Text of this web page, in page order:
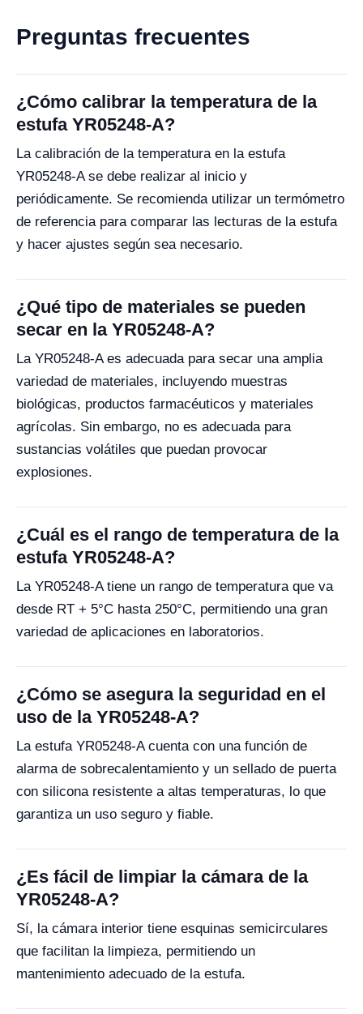
Preguntas frecuentes
¿Cómo calibrar la temperatura de la
estufa YR05248-A?
La calibración de la temperatura en la estufa
YR05248-A se debe realizar al inicio y
periódicamente. Se recomienda utilizar un termómetro
de referencia para comparar las lecturas de la estufa
y hacer ajustes según sea necesario.
¿Qué tipo de materiales se pueden
secar en la YR05248-A?
La YR05248-A es adecuada para secar una amplia
variedad de materiales, incluyendo muestras
biológicas, productos farmacéuticos y materiales
agrícolas. Sin embargo, no es adecuada para
sustancias volátiles que puedan provocar
explosiones.
¿Cuál es el rango de temperatura de la
estufa YR05248-A?
La YR05248-A tiene un rango de temperatura que va
desde RT + 5°C hasta 250°C, permitiendo una gran
variedad de aplicaciones en laboratorios.
¿Cómo se asegura la seguridad en el
uso de la YR05248-A?
La estufa YR05248-A cuenta con una función de
alarma de sobrecalentamiento y un sellado de puerta
con silicona resistente a altas temperaturas, lo que
garantiza un uso seguro y fiable.
¿Es fácil de limpiar la cámara de la
YR05248-A?
Sí, la cámara interior tiene esquinas semicirculares
que facilitan la limpieza, permitiendo un
mantenimiento adecuado de la estufa.